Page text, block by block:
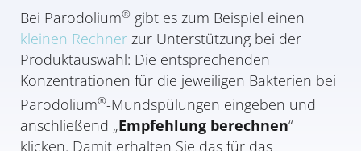
Bei Parodolium® gibt es zum Beispiel einen
kleinen Rechner zur Unterstützung bei der
Produktauswahl: Die entsprechenden
Konzentrationen für die jeweiligen Bakterien bei
Parodolium®-Mundspülungen eingeben und
anschließend „Empfehlung berechnen“
klicken. Damit erhalten Sie das für das